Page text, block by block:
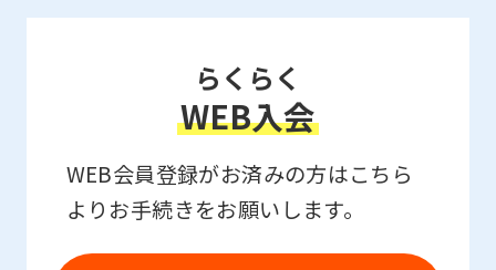
らくらく
WEB入会
WEB会員登録がお済みの方はこちら
よりお手続きをお願いします。
this
website
be
translated
mechanically,